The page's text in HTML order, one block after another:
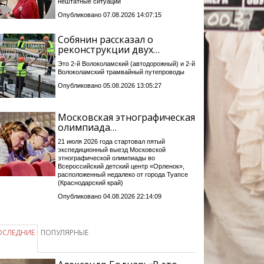
Опубликовано 07.08.2026 14:07:15
Собянин рассказал о
реконструкции двух…
Это 2-й Волоколамский (автодорожный) и 2-й
Волоколамский трамвайный путепроводы
Опубликовано 05.08.2026 13:05:27
Московская этнографическая
олимпиада…
21 июля 2026 года стартовал пятый
экспедиционный выезд Московской
этнографической олимпиады во
Всероссийский детский центр «Орленок»,
расположенный недалеко от города Туапсе
(Краснодарский край)
Опубликовано 04.08.2026 22:14:09
ПОПУЛЯРНЫЕ